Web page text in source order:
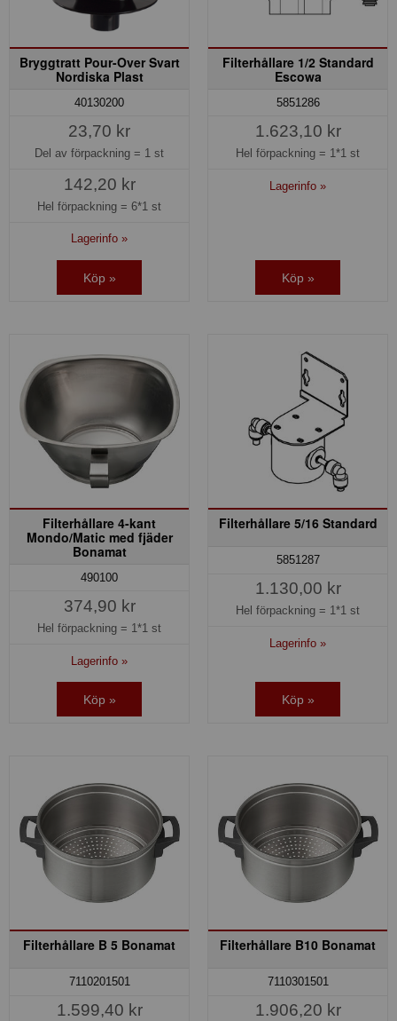
Bryggtratt Pour-Over Svart
Nordiska Plast
40130200
23,70 kr
Del av förpackning = 1 st
142,20 kr
Hel förpackning = 6*1 st
Lagerinfo »
Köp »
Filterhållare 1/2 Standard
Escowa
5851286
1.623,10 kr
Hel förpackning = 1*1 st
Lagerinfo »
Köp »
Filterhållare 4-kant
Mondo/Matic med fjäder
Bonamat
490100
374,90 kr
Hel förpackning = 1*1 st
Lagerinfo »
Köp »
Filterhållare 5/16 Standard
5851287
1.130,00 kr
Hel förpackning = 1*1 st
Lagerinfo »
Köp »
Filterhållare B 5 Bonamat
7110201501
1.599,40 kr
Filterhållare B10 Bonamat
7110301501
1.906,20 kr